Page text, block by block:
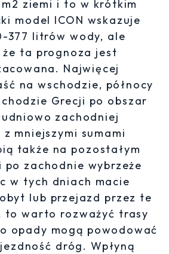
ziemi i to w krótkim
model ICON wskazuje
377 litrów wody, ale
że ta prognoza jest
Najwięcej
na wschodzie, północy
Grecji po obszar
zachodniej
mniejszymi sumami
także na pozostałym
po zachodnie wybrzeże
w tych dniach macie
lub przejazd przez te
to warto rozważyć trasy
opady mogą powodować
dróg. Wpłyną